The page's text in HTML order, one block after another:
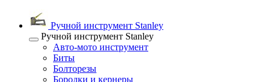
Ручной инструмент Stanley
Ручной инструмент Stanley
Авто-мото инструмент
Биты
Болторезы
Бородки и кернеры